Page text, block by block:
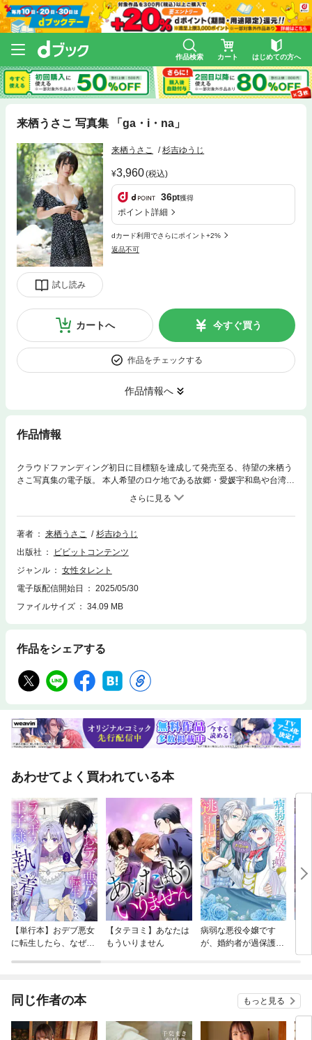
作品検索 カート はじめての方へ
来栖うさこ 写真集 「ga・i・na」
試し読み
来栖うさこ 杉吉ゆうじ
3,960(税込)
36pt獲得
ポイント詳細
dカード利用でさらにポイント+2%
返品不可
カートへ 今すぐ買う
作品をチェックする
作品情報へ
作品情報
クラウドファンディング初日に目標額を達成して発売至る、待望の来栖う
さこ写真集の電子版。 本人希望のロケ地である故郷・愛媛宇和島や台湾で
撮影。 来栖うさこにとって2nd写真集となる今回のテーマは、まさに"グラ
ビア"の原点回帰を、詰め込むこと。 タイトルの「ガイナ」は本人曰く、
故郷では、やばい、すごい、とても、の意味で使うとの事。 えらいこっち
ゃ〜みたいな。 プロフィール 名前：来栖うさこ（くるすうさこ） 生年月
7・W55・H88 趣味：グラビア研究、人狼ゲーム、ボドゲ、漫画アニメ、
ゲーム、パチンコスロ 特技：麻雀、動画撮影編集、踊ってみた This photo
著者 来栖うさこ
杉吉ゆうじ
出版社
ビビットコンテンツ
ジャンル
女性タレント
電子版配信開始日
2025/05/30
ファイルサイズ
34.09 MB
作品をシェアする
あわせてよく買われている本
【単行本】おデブ悪女
に転生したら、なぜか
【タテヨミ】あなたは
もういりません
病弱な悪役令嬢です
が、婚約者が過保護す
同じ作者の本 もっと見る